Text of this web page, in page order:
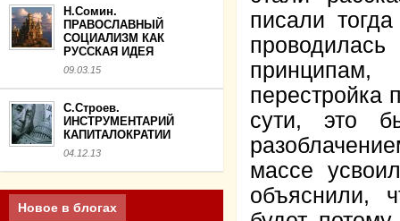
Н.Сомин.
ПРАВОСЛАВНЫЙ
СОЦИАЛИЗМ КАК
РУССКАЯ ИДЕЯ
09.03.15
С.Строев.
ИНСТРУМЕНТАРИЙ
КАПИТАЛОКРАТИИ
04.12.13
Новое в блогах
писали
принципам,
перестройка
сути, это
массе
объяснили,